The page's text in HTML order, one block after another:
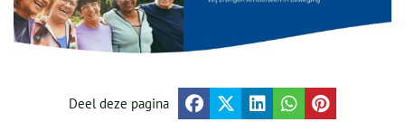
Deel deze pagina